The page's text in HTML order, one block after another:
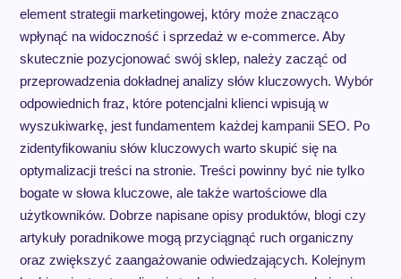
element strategii marketingowej, który może znacząco
wpłynąć na widoczność i sprzedaż w e-commerce. Aby
skutecznie pozycjonować swój sklep, należy zacząć od
przeprowadzenia dokładnej analizy słów kluczowych. Wybór
odpowiednich fraz, które potencjalni klienci wpisują w
wyszukiwarkę, jest fundamentem każdej kampanii SEO. Po
zidentyfikowaniu słów kluczowych warto skupić się na
optymalizacji treści na stronie. Treści powinny być nie tylko
bogate w słowa kluczowe, ale także wartościowe dla
użytkowników. Dobrze napisane opisy produktów, blogi czy
artykuły poradnikowe mogą przyciągnąć ruch organiczny
oraz zwiększyć zaangażowanie odwiedzających. Kolejnym